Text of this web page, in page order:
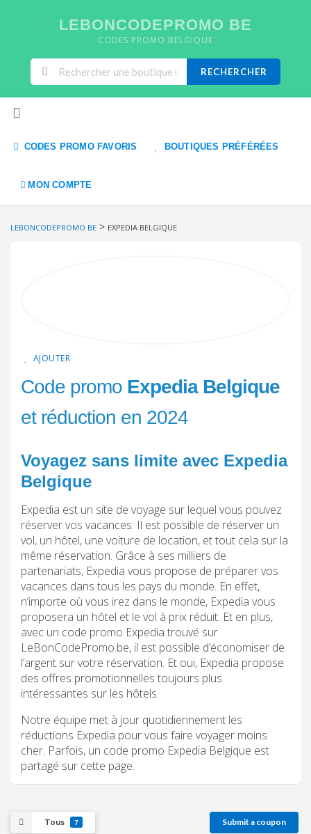
LEBONCODEPROMO BE
CODES PROMO BELGIQUE
RECHERCHER
CODES PROMO FAVORIS BOUTIQUES PRÉFÉRÉES
MON COMPTE
LEBONCODEPROMO BE > EXPEDIA BELGIQUE
AJOUTER
Code promo Expedia Belgique
et réduction en 2024
Voyagez sans limite avec Expedia
Belgique
Expedia est un site de voyage sur lequel vous pouvez
réserver vos vacances. Il est possible de réserver un
vol, un hôtel, une voiture de location, et tout cela sur la
même réservation. Grâce à ses milliers de
partenariats, Expedia vous propose de préparer vos
vacances dans tous les pays du monde. En effet,
n’importe où vous irez dans le monde, Expedia vous
proposera un hôtel et le vol à prix réduit. Et en plus,
avec un code promo Expedia trouvé sur
LeBonCodePromo.be, il est possible d’économiser de
l’argent sur votre réservation. Et oui, Expedia propose
des offres promotionnelles toujours plus
intéressantes sur les hôtels.
Notre équipe met à jour quotidiennement les
réductions Expedia pour vous faire voyager moins
cher. Parfois, un code promo Expedia Belgique est
partagé sur cette page.
Tous 7 Submit a coupon